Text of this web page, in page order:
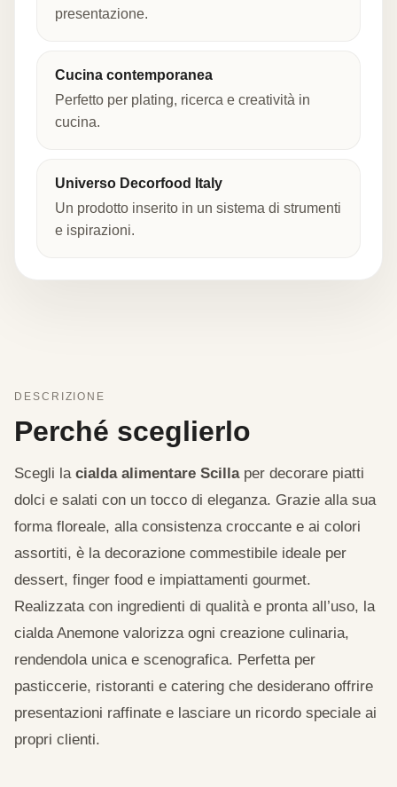
presentazione.
Cucina contemporanea
Perfetto per plating, ricerca e creatività in
cucina.
Universo Decorfood Italy
Un prodotto inserito in un sistema di strumenti
e ispirazioni.
DESCRIZIONE
Perché sceglierlo
Scegli la cialda alimentare Scillaper decorare piatti
dolci e salati con un tocco di eleganza. Grazie alla sua
forma floreale, alla consistenza croccante e ai colori
assortiti, è la decorazione commestibile ideale per
dessert, finger food e impiattamenti gourmet.
Realizzata con ingredienti di qualità e pronta all’uso, la
cialda Anemone valorizza ogni creazione culinaria,
rendendola unica e scenografica. Perfetta per
pasticcerie, ristoranti e catering che desiderano offrire
presentazioni raffinate e lasciare un ricordo speciale ai
propri clienti.